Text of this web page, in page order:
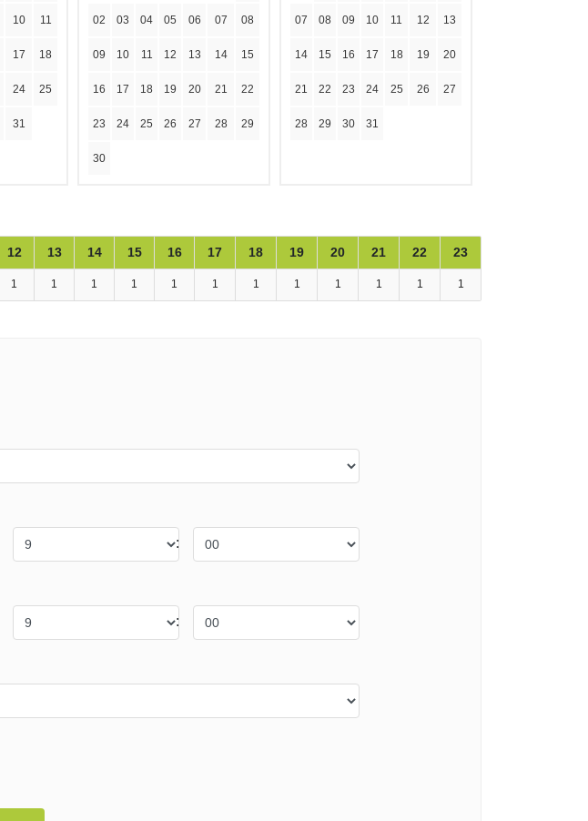
10 11
17 18
24 25
31
02 03 04 05 06 07 08
09 10 11 12 13 14 15
16 17 18 19 20 21 22
23 24 25 26 27 28 29
30
07 08 09 10 11 12 13
14 15 16 17 18 19 20
21 22 23 24 25 26 27
28 29 30 31
12 13 14 15 16 17 18 19 20 21 22 23
1 1 1 1 1 1 1 1 1 1 1 1
:
: